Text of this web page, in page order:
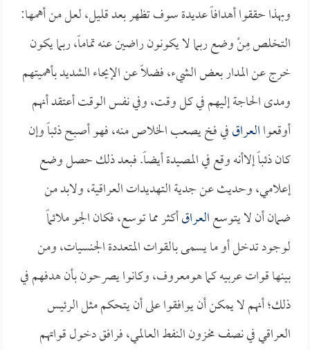
وبهذا حققوا أهدافاً عديدة سوف تظهر بعد قليل، لعل من أهمها:
التخلص مِنْ وضع ربما لا يكونون راضين عنه تماماً، ربما يكون
خرج عن المدار بعض الشيء، فضلاً عن الإيحاء الشديد بأهميتهم
ومدى الحاجة إليهم في كل وقت، وفي نفس الوقت أعتقد أنهم
أوقعواالعراقفي فخ يصعب الخلاص منه، فهو أصبح ذئباً وإن
كان ذئباً إلاأنه وقع في المصيدة أيضاً. فبعد ذلك حصل وضع
إعلامي، وحديث عن جدية التهديدات العراقية، ولابد من
ضمان أن لا يتوسعالعراقأكثر مما توسع، فكان الجو ملائماً
لوجود تدخل أو ما يسمى بالقوات المتعددة الجنسيات، ومن
بينها قوات عربيه كما هومعروف، وكانوا يصرحون بأن هدفهم في
ذلك؛ أنهم لا يمكن أن يوافقوا على أن يتحكم مثل الرئيس
العراقي في نصف مخزون النفط العالمي، فرافق دخول قواتهم